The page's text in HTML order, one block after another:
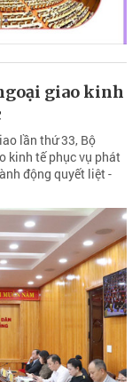
giao kinh
lần thứ 33, Bộ
kinh tế phục vụ phát
động quyết liệt -